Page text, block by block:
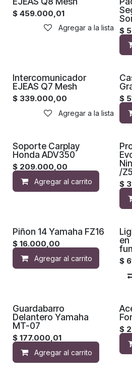
$ 459.000,01
Agregar a la lista de
$
Intercomunicador
EJEAS Q7 Mesh
$ 339.000,00
Agregar a la lista de
$
Soporte Carplay
Honda ADV350
$ 209.000,00
Agregar al carrito
/
$
Piñon 14 Yamaha FZ16
$ 16.000,00
Agregar al carrito
en
$
Guardabarro
Delantero Yamaha
MT-07
$ 177.000,01
Agregar al carrito
$